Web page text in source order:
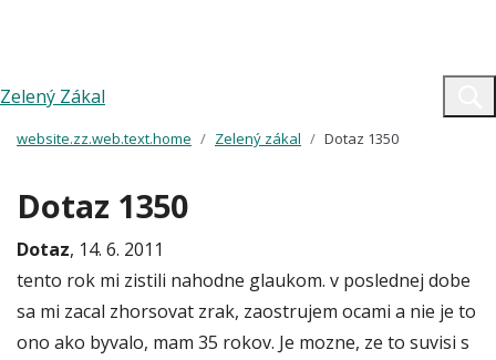
Zelený Zákal
website.zz.web.text.home Zelený zákal Dotaz 1350
Dotaz 1350
Dotaz, 14. 6. 2011
tento rok mi zistili nahodne glaukom. v poslednej dobe
sa mi zacal zhorsovat zrak, zaostrujem ocami a nie je to
ono ako byvalo, mam 35 rokov. Je mozne, ze to suvisi s